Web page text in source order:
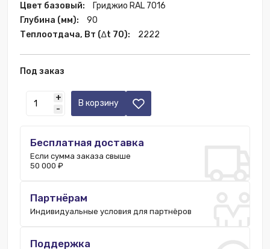
Цвет базовый:
Гриджио RAL 7016
Глубина (мм):
90
Теплоотдача, Вт (∆t 70):
2222
Под заказ
+
-
В корзину
Бесплатная доставка
Если сумма заказа свыше
50 000 ₽
Партнёрам
Индивидуальные условия для партнёров
Поддержка